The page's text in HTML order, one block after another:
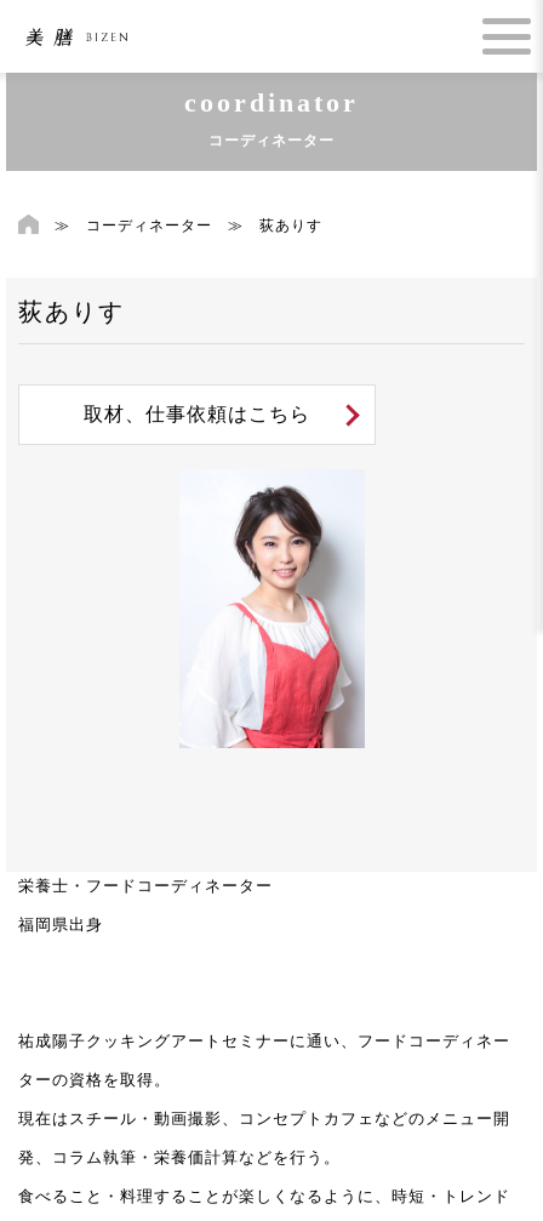
coordinator
コーディネーター
≫ コーディネーター ≫ 荻ありす
荻ありす
取材、仕事依頼はこちら
栄養士・フードコーディネーター
福岡県出身
祐成陽子クッキングアートセミナーに通い、フードコーディネー
ターの資格を取得。
現在はスチール・動画撮影、コンセプトカフェなどのメニュー開
発、コラム執筆・栄養価計算などを行う。
食べること・料理することが楽しくなるように、時短・トレンド